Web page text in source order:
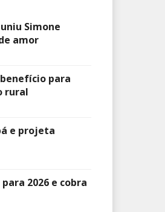
Simone
amor
para
rural
e projeta
2026 e cobra